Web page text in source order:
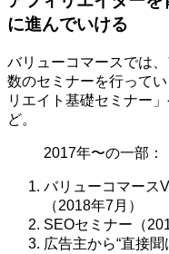
に進んでいける
バリューコマースでは
数のセミナーを行って
リエイト基礎セミナー
ど。
2017年〜の一部：
バリューコマース
（2018年7月）
SEOセミナー（
広告主から“直接